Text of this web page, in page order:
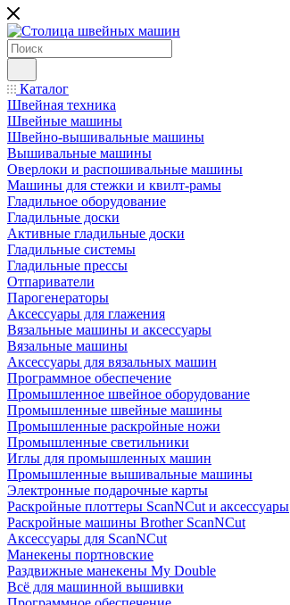
Каталог
Швейная техника
Швейные машины
Швейно-вышивальные машины
Вышивальные машины
Оверлоки и распошивальные машины
Машины для стежки и квилт-рамы
Гладильное оборудование
Гладильные доски
Активные гладильные доски
Гладильные системы
Гладильные прессы
Отпариватели
Парогенераторы
Аксессуары для глажения
Вязальные машины и аксессуары
Вязальные машины
Аксессуары для вязальных машин
Программное обеспечение
Промышленное швейное оборудование
Промышленные швейные машины
Промышленные раскройные ножи
Промышленные светильники
Иглы для промышленных машин
Промышленные вышивальные машины
Электронные подарочные карты
Раскройные плоттеры ScanNCut и аксессуары
Раскройные машины Brother ScanNCut
Аксессуары для ScanNCut
Манекены портновские
Раздвижные манекены My Double
Всё для машинной вышивки